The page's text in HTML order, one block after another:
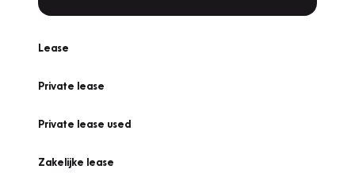
Lease
Private lease
Private lease used
Zakelijke lease